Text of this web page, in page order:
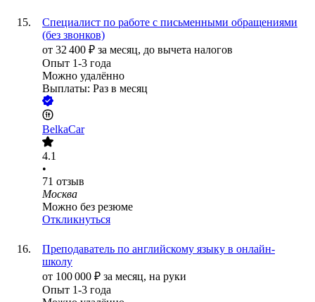
Специалист по работе с письменными обращениями
(без звонков)
от 32 400 ₽ за месяц, до вычета налогов
Опыт 1-3 года
Можно удалённо
Выплаты: Раз в месяц
BelkaCar
4.1
•
71 отзыв
Москва
Можно без резюме
Откликнуться
Преподаватель по английскому языку в онлайн-
школу
от 100 000 ₽ за месяц, на руки
Опыт 1-3 года